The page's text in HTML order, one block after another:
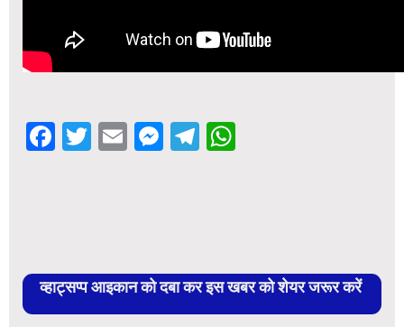
Facebook
Twitter
EmailMessenger
Telegram
व्हाट्सप्प आइकान को दबा कर इस खबर को शेयर जरूर करें